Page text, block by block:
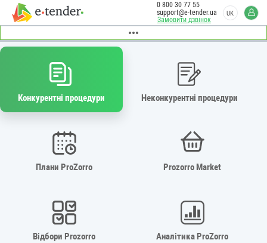
Замовити дзвінок
0 800 30 77 55
support@e-tender.ua
UK
Конкурентні процедури Неконкурентні процедури
Плани ProZorro Prozorro Market
Відбори Prozorro Аналітика ProZorro